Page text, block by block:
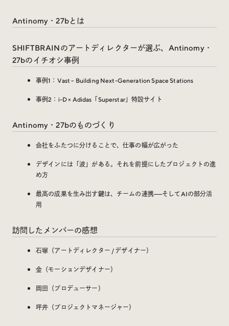
Trend Tags
#Podcast
#ブランディング #ご当地クリエイター
#シェアオフィス
Social
@iDID_team
@iDID.team
Antinomy・27bとは
SHIFTBRAINのアートディレクターが選ぶ、Antinomy・
27bのイチオシ事例
事例1：Vast – Building Next-Generation Space Stations
事例2：i-D × Adidas「Superstar」特設サイト
Antinomy・27bのものづくり
会社をふたつに分けることで、仕事の幅が広がった
デザインには「波」がある。それを前提にしたプロジェクトの進
め方
最高の成果を生み出す鍵は、チームの連携——そしてAIの部分活
用
訪問したメンバーの感想
石塚（アートディレクター / デザイナー）
金（モーションデザイナー）
岡田（プロデューサー）
坪井（プロジェクトマネージャー）